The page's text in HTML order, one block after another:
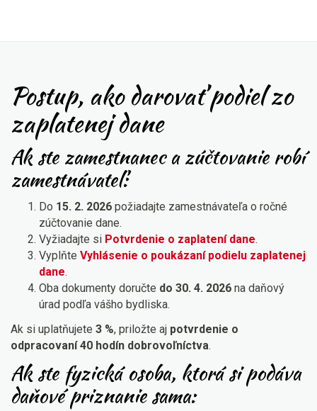
Postup, ako darovať podiel zo
zaplatenej dane
Ak ste zamestnanec a zúčtovanie robí
zamestnávateľ:
Do 15. 2. 2026 požiadajte zamestnávateľa o ročné
zúčtovanie dane.
Vyžiadajte si Potvrdenie o zaplatení dane.
Vyplňte Vyhlásenie o poukázaní podielu zaplatenej
dane.
Oba dokumenty doručte do 30. 4. 2026 na daňový
úrad podľa vášho bydliska.
Ak si uplatňujete 3 %, priložte aj potvrdenie o
odpracovaní 40 hodín dobrovoľníctva.
Ak ste fyzická osoba, ktorá si podáva
daňové priznanie sama: